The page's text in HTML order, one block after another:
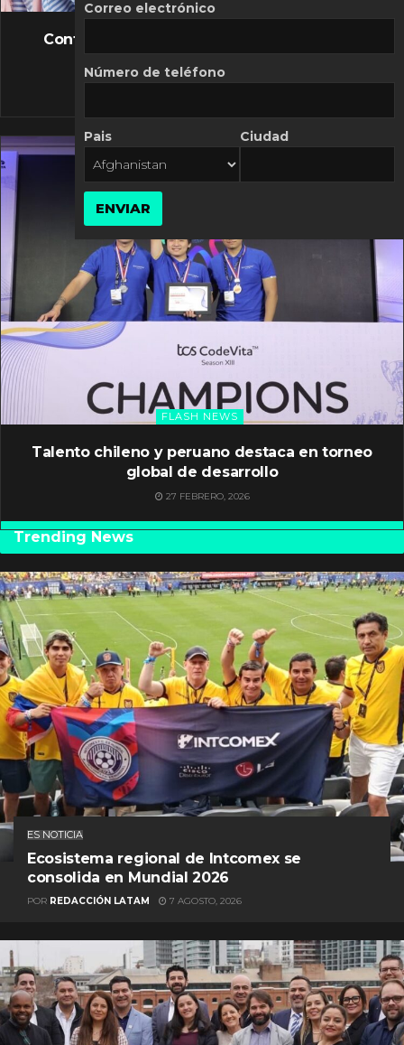
FLASH NEWS
Controversia de Mercado Libre por costos
10 MARZO, 2026
FLASH NEWS
Talento chileno y peruano destaca en torneo
global de desarrollo
27 FEBRERO, 2026
Trending News
ES NOTICIA
Ecosistema regional de Intcomex se
consolida en Mundial 2026
POR REDACCIÓN LATAM 7 AGOSTO, 2026
Correo electrónico
Número de teléfono
Pais Ciudad
ENVIAR